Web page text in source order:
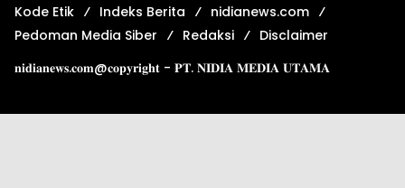
Kode Etik Indeks Berita
nidianews.com
Pedoman Media Siber
Redaksi
Disclaimer
𝐧𝐢𝐝𝐢𝐚𝐧𝐞𝐰𝐬.𝐜𝐨𝐦@𝐜𝐨𝐩𝐲𝐫𝐢𝐠𝐡𝐭 - 𝐏𝐓. 𝐍𝐈𝐃𝐈𝐀 𝐌𝐄𝐃𝐈𝐀 𝐔𝐓𝐀𝐌𝐀